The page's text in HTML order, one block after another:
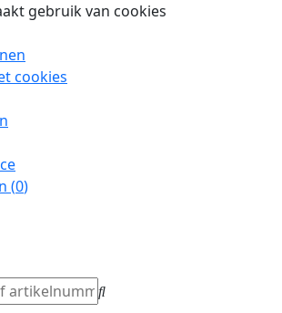
gebruik van cookies
cookies
(0)